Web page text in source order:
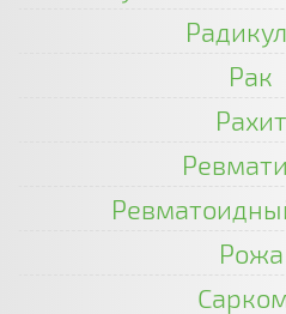
Рак
Рахит
Рожа